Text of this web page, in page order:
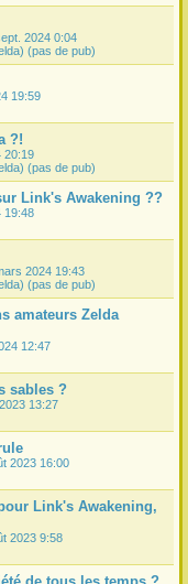
2024 0:04
(pas de pub)
19:59
?!
20:19
(pas de pub)
Link's Awakening ??
19:48
2024 19:43
(pas de pub)
amateurs Zelda
12:47
sables ?
13:27
2023 16:00
Link's Awakening,
2023 9:58
de tous les temps ?